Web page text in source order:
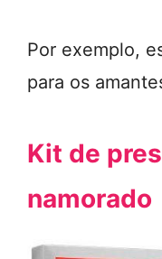
Por exemplo,
para os
Kit de
namorado